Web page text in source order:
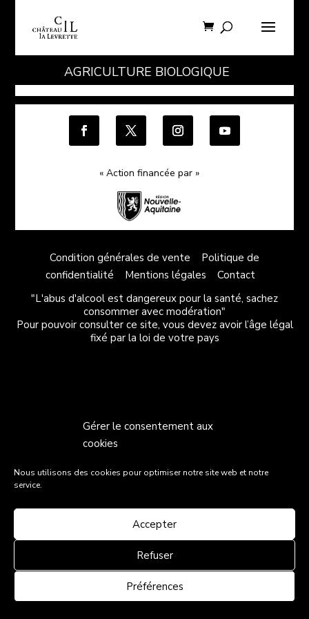
Gérer le consentement aux
cookies
Nous utilisons des cookies pour optimiser notre site web et notre
service.
Accepter
Refuser
Préférences
AGRICULTURE BIOLOGIQUE
« Action financée par »
Condition générales de vente
Politique de
confidentialité
Mentions légales
Contact
"L'abus d'alcool est dangereux pour la santé, sachez
consommer avec modération"
Pour pouvoir consulter ce site, vous devez avoir l’âge légal
fixé par la loi de votre pays